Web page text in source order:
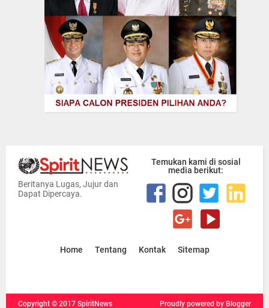
Beritanya Lugas, Jujur dan
Dapat Dipercaya.
Temukan kami di sosial
media berikut:
Home Tentang Kontak Sitemap
Copyright © 2017 SpiritNews Proudly powered by Blogger